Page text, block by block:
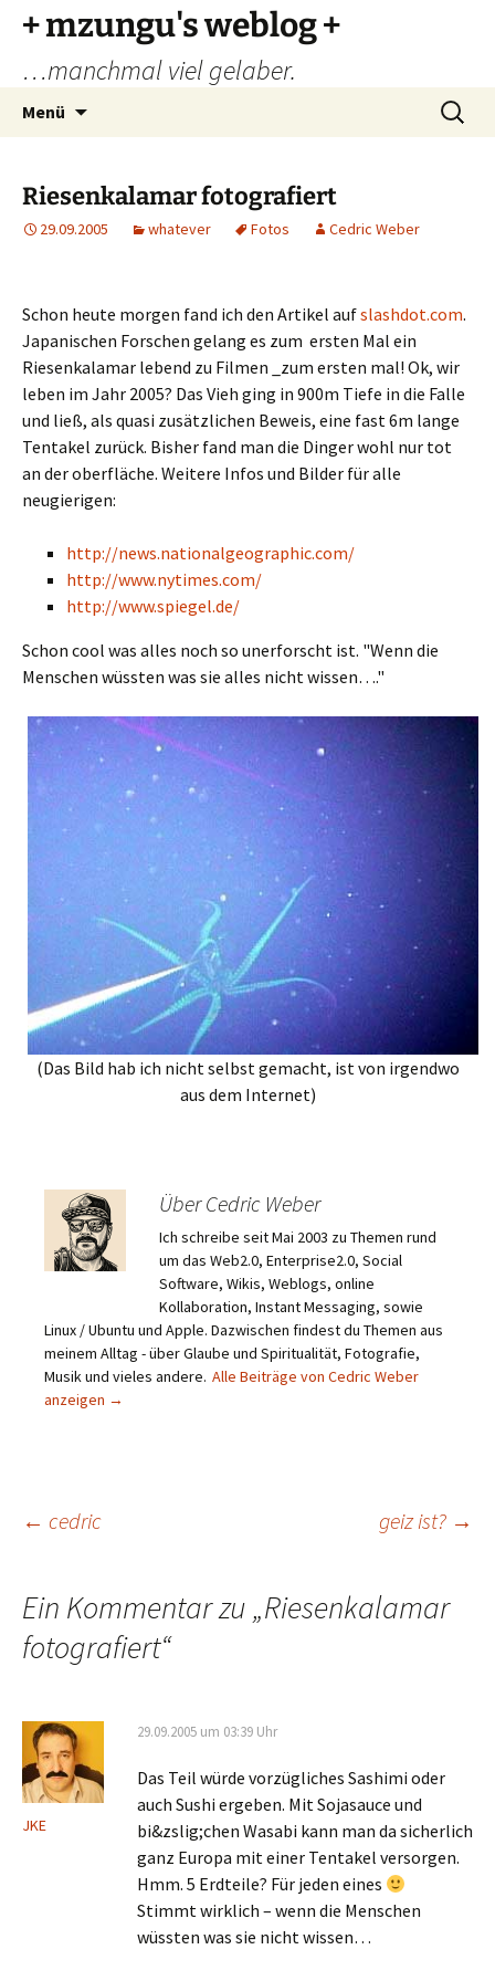
Zum
Inhalt
springen
+ mzungu's weblog +
…manchmal viel gelaber.
Menü
Suchen
nach:
Riesenkalamar fotografiert
29.09.2005 whatever Fotos Cedric Weber
Schon heute morgen fand ich den Artikel aufslashdot.com.
Japanischen Forschen gelang es zum ersten Mal ein
Riesenkalamar lebend zu Filmen _zum ersten mal! Ok, wir
leben im Jahr 2005? Das Vieh ging in 900m Tiefe in die Falle
und ließ, als quasi zusätzlichen Beweis, eine fast 6m lange
Tentakel zurück. Bisher fand man die Dinger wohl nur tot
an der oberfläche. Weitere Infos und Bilder für alle
neugierigen:
http://news.nationalgeographic.com/
http://www.nytimes.com/
http://www.spiegel.de/
Schon cool was alles noch so unerforscht ist. "Wenn die
Menschen wüssten was sie alles nicht wissen…."
(Das Bild hab ich nicht selbst gemacht, ist von irgendwo
aus dem Internet)
Über Cedric Weber
Ich schreibe seit Mai 2003 zu Themen rund
um das Web2.0, Enterprise2.0, Social
Software, Wikis, Weblogs, online
Kollaboration, Instant Messaging, sowie
Linux / Ubuntu und Apple. Dazwischen findest du Themen aus
meinem Alltag - über Glaube und Spiritualität, Fotografie,
Musik und vieles andere. Alle Beiträge von Cedric Weber
anzeigen →
Beitragsnavigation
← cedric geiz ist? →
Ein Kommentar zu „Riesenkalamar
fotografiert“
JKE
29.09.2005 um 03:39 Uhr
Das Teil würde vorzügliches Sashimi oder
auch Sushi ergeben. Mit Sojasauce und
bi&zslig;chen Wasabi kann man da sicherlich
ganz Europa mit einer Tentakel versorgen.
Hmm. 5 Erdteile? Für jeden eines
Stimmt wirklich – wenn die Menschen
wüssten was sie nicht wissen…